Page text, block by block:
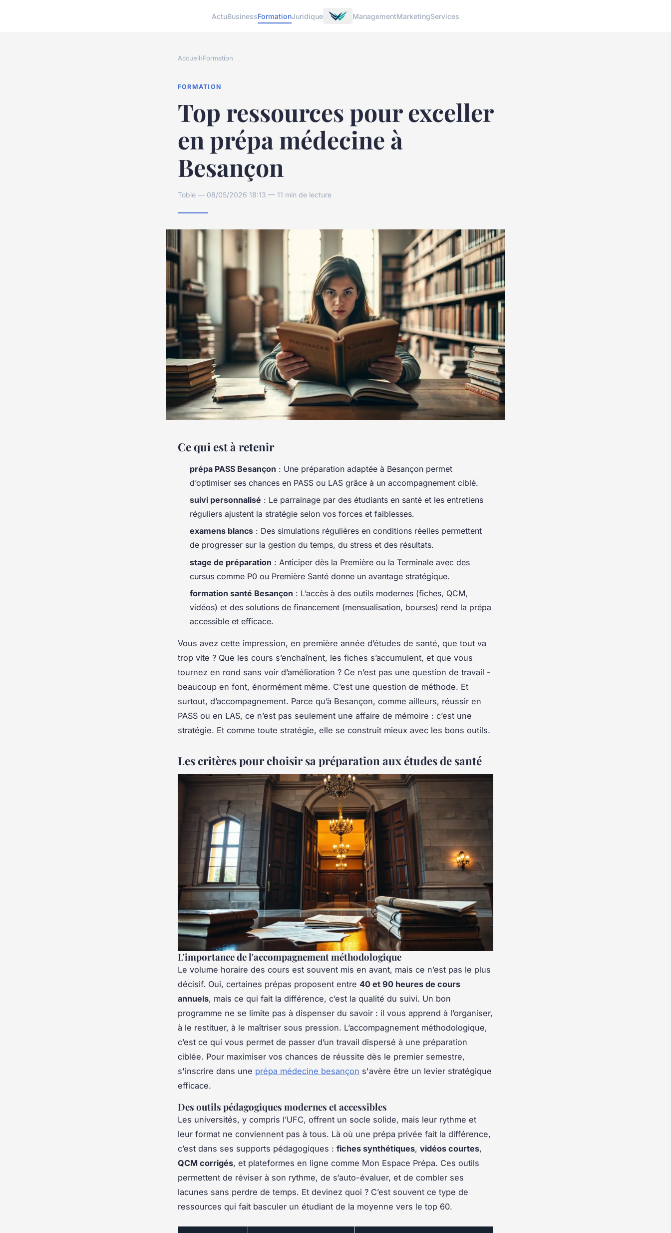
ActuBusinessFormationJuridique ManagementMarketingServices
Accueil›Formation
FORMATION
Top ressources pour exceller
en prépa médecine à
Besançon
Tobie — 08/05/2026 18:13 — 11 min de lecture
Ce qui est à retenir
prépa PASS Besançon : Une préparation adaptée à Besançon permet
d’optimiser ses chances en PASS ou LAS grâce à un accompagnement ciblé.
suivi personnalisé : Le parrainage par des étudiants en santé et les entretiens
réguliers ajustent la stratégie selon vos forces et faiblesses.
examens blancs : Des simulations régulières en conditions réelles permettent
de progresser sur la gestion du temps, du stress et des résultats.
stage de préparation : Anticiper dès la Première ou la Terminale avec des
cursus comme P0 ou Première Santé donne un avantage stratégique.
formation santé Besançon : L’accès à des outils modernes (fiches, QCM,
vidéos) et des solutions de financement (mensualisation, bourses) rend la prépa
accessible et efficace.
Vous avez cette impression, en première année d’études de santé, que tout va
trop vite ? Que les cours s’enchaînent, les fiches s’accumulent, et que vous
tournez en rond sans voir d’amélioration ? Ce n’est pas une question de travail -
beaucoup en font, énormément même. C’est une question de méthode. Et
surtout, d’accompagnement. Parce qu’à Besançon, comme ailleurs, réussir en
PASS ou en LAS, ce n’est pas seulement une affaire de mémoire : c’est une
stratégie. Et comme toute stratégie, elle se construit mieux avec les bons outils.
Les critères pour choisir sa préparation aux études de santé
L'importance de l'accompagnement méthodologique
Le volume horaire des cours est souvent mis en avant, mais ce n’est pas le plus
décisif. Oui, certaines prépas proposent entre 40 et 90 heures de cours
annuels, mais ce qui fait la différence, c’est la qualité du suivi. Un bon
programme ne se limite pas à dispenser du savoir : il vous apprend à l’organiser,
à le restituer, à le maîtriser sous pression. L’accompagnement méthodologique,
c’est ce qui vous permet de passer d’un travail dispersé à une préparation
ciblée. Pour maximiser vos chances de réussite dès le premier semestre,
s'inscrire dans une prépa médecine besançon s'avère être un levier stratégique
efficace.
Des outils pédagogiques modernes et accessibles
Les universités, y compris l’UFC, offrent un socle solide, mais leur rythme et
leur format ne conviennent pas à tous. Là où une prépa privée fait la différence,
c’est dans ses supports pédagogiques : fiches synthétiques, vidéos courtes,
QCM corrigés, et plateformes en ligne comme Mon Espace Prépa. Ces outils
permettent de réviser à son rythme, de s’auto-évaluer, et de combler ses
lacunes sans perdre de temps. Et devinez quoi ? C’est souvent ce type de
ressources qui fait basculer un étudiant de la moyenne vers le top 60.